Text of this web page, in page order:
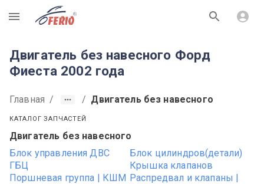
R
Двигатель без навесного Форд
Фиеста 2002 года
Главная / / Двигатель без навесного
КАТАЛОГ ЗАПЧАСТЕЙ
Двигатель без навесного
Блок управления ДВС
Блок цилиндров(детали)
ГБЦ
Крышка клапанов
Поршневая группа | КШМ Распредвал и клапаны |